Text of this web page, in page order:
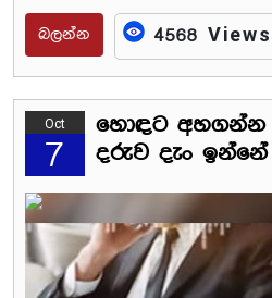
බලන්න 4568 Views
Oct
7
හොඳට අහගන්න
දරුව දැං